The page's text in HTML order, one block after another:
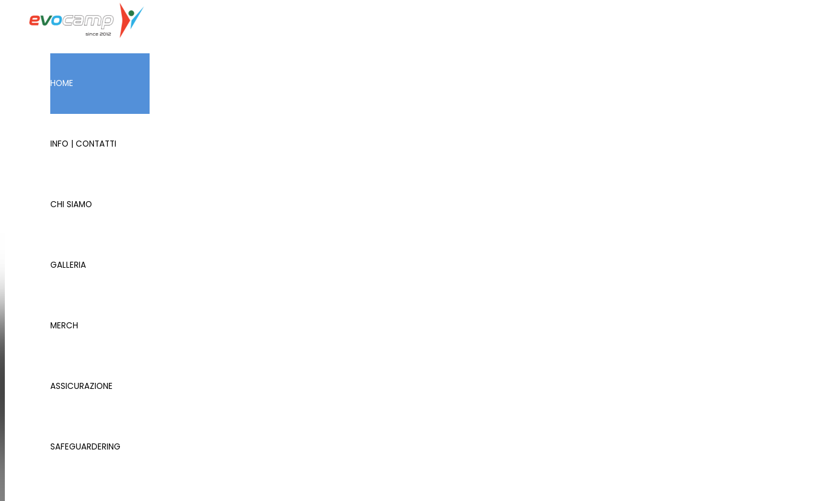
HOME
INFO | CONTATTI
CHI SIAMO
GALLERIA
MERCH
ASSICURAZIONE
SAFEGUARDERING
Evocamp è una associazione sportiva dilettantistica